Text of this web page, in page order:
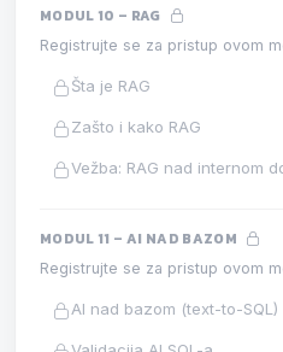
MODUL 10 – RAG
Registrujte se za pristup ovom
Šta je RAG
Zašto i kako RAG
Vežba: RAG nad internom
MODUL 11 – AI NAD BAZOM
Registrujte se za pristup ovom
AI nad bazom (text-to-SQL)